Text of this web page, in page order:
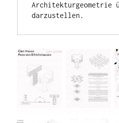
Architekturgeometrie
darzustellen.